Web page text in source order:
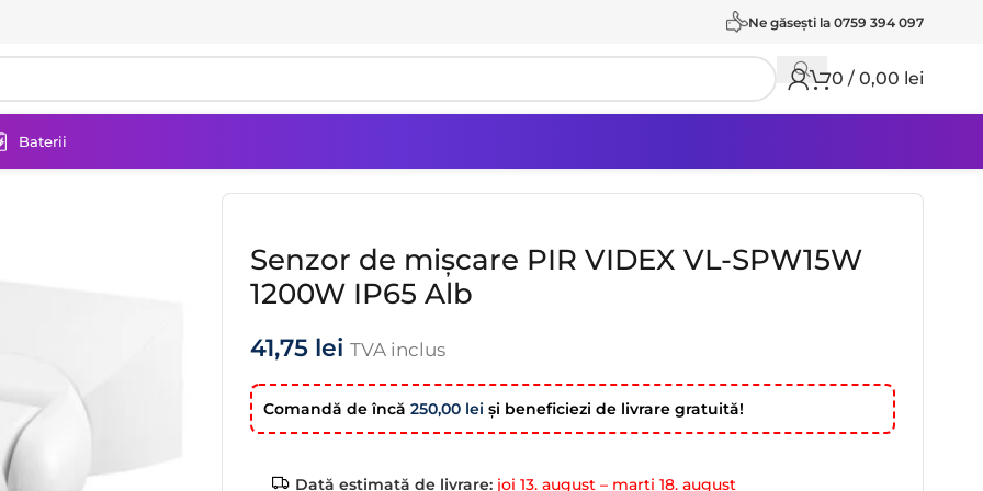
Ne găseşti la 0759 394 097
0 / 0,00 lei
Baterii
Senzor de mișcare PIR VIDEX VL-SPW15W
1200W IP65 Alb
41,75 lei TVA inclus
Comandă de încă 250,00 lei şi beneficiezi de livrare gratuită!
Dată estimată de livrare: joi 13. august – marți 18. august